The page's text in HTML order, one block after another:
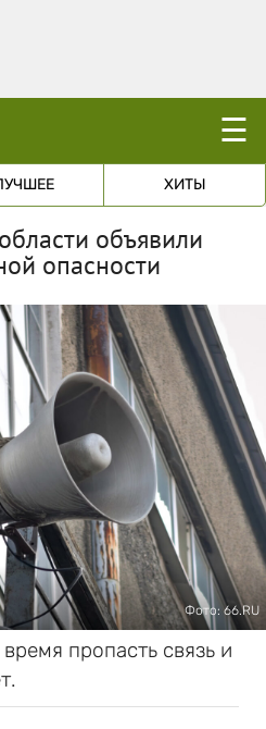
☰
ХИТЫ
объявили
опасности
Фото: 66.RU
пропасть связь и